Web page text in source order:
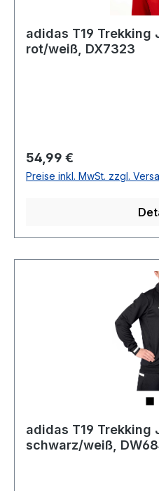
adidas T19 Trekking
rot/weiß, DX7323
Regulärer Preis:
54,99 €
Preise inkl. MwSt. zzgl.
adidas T19 Trekking
schwarz/weiß,